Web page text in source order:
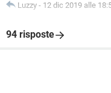
Luzzy - 12 dic 2019 alle
94 risposte